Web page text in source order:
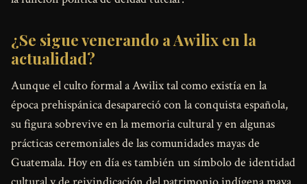
¿Se sigue venerando a Awilix en la
actualidad?
Aunque el culto formal a Awilix tal como existía en la
época prehispánica desapareció con la conquista española,
su figura sobrevive en la memoria cultural y en algunas
prácticas ceremoniales de las comunidades mayas de
Guatemala. Hoy en día es también un símbolo de identidad